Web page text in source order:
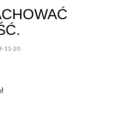
11-20